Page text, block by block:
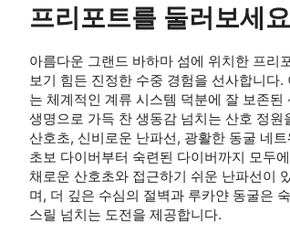
프리포트를 둘러보세요
아름다운 그랜드 바하마 섬에 위치한 프리
보기 힘든 진정한 수중 경험을 선사합니다
는 체계적인 계류 시스템 덕분에 잘 보존
생명으로 가득 찬 생동감 넘치는 산호 정
산호초, 신비로운 난파선, 광활한 동굴 네
초보 다이버부터 숙련된 다이버까지 모두
채로운 산호초와 접근하기 쉬운 난파선이
며, 더 깊은 수심의 절벽과 루카얀 동굴은
스릴 넘치는 도전을 제공합니다.